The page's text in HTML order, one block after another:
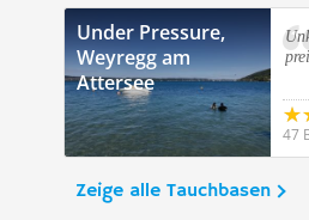
Under Pressure,
Weyregg am
Attersee
47
Zeige alle Tauchbasen